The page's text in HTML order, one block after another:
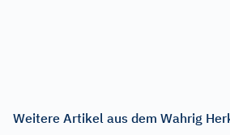
Weitere Artikel aus dem Wahrig